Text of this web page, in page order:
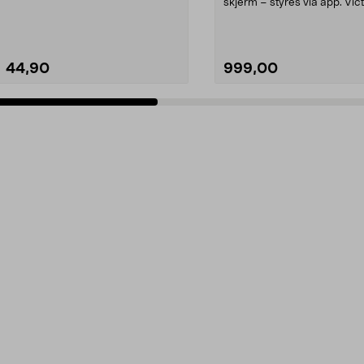
44,90
skjerm – styres via app.
999,00